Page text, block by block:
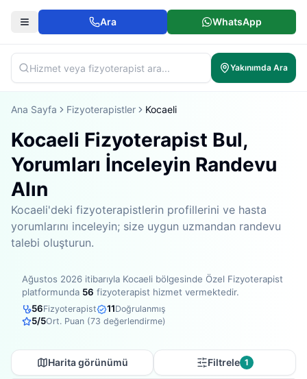
Ara WhatsApp
Yakınımda Ara
Ana Sayfa Fizyoterapistler Kocaeli
Kocaeli Fizyoterapist Bul,
Yorumları İnceleyin Randevu
Alın
Kocaeli'deki fizyoterapistlerin profillerini ve hasta
yorumlarını inceleyin; size uygun uzmandan randevu
talebi oluşturun.
Ağustos 2026 itibarıyla Kocaeli bölgesinde Özel Fizyoterapist
platformunda 56 fizyoterapist hizmet vermektedir.
56Fizyoterapist 11Doğrulanmış
5/5Ort. Puan (73 değerlendirme)
Harita görünümü Filtrele 1